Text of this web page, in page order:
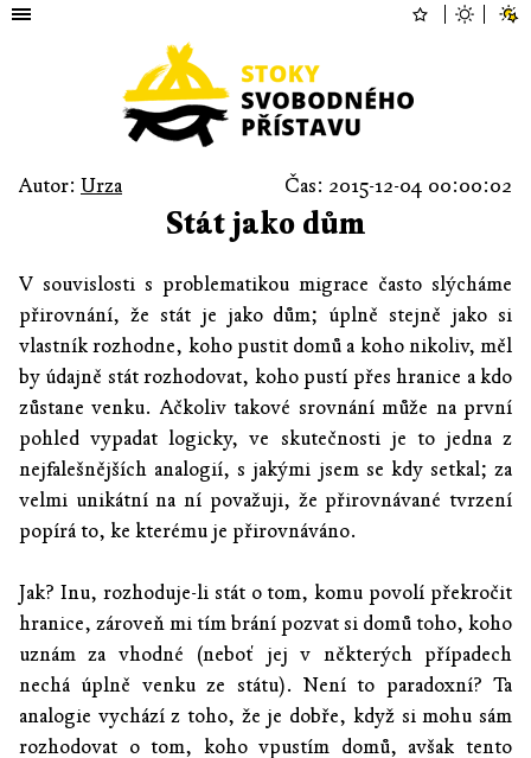
Autor: Urza Čas: 2015-12-04 00:00:02
Stát jako dům
V souvislosti s problematikou migrace často slýcháme
přirovnání, že stát je jako dům; úplně stejně jako si
vlastník rozhodne, koho pustit domů a koho nikoliv, měl
by údajně stát rozhodovat, koho pustí přes hranice a kdo
zůstane venku. Ačkoliv takové srovnání může na první
pohled vypadat logicky, ve skutečnosti je to jedna z
nejfalešnějších analogií, s jakými jsem se kdy setkal; za
velmi unikátní na ní považuji, že přirovnávané tvrzení
popírá to, ke kterému je přirovnáváno.
Jak? Inu, rozhoduje-li stát o tom, komu povolí překročit
hranice, zároveň mi tím brání pozvat si domů toho, koho
uznám za vhodné (neboť jej v některých případech
nechá úplně venku ze státu). Není to paradoxní? Ta
analogie vychází z toho, že je dobře, když si mohu sám
rozhodovat o tom, koho vpustím domů, avšak tento